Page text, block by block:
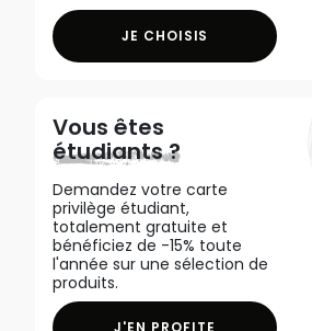
JE CHOISIS
Vous êtes
étudiants ?
Demandez votre carte
privilège étudiant,
totalement gratuite et
bénéficiez de -15% toute
l'année sur une sélection de
produits.
J'EN PROFITE